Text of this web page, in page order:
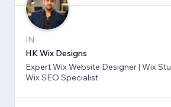
IN
HK Wix Designs
Expert Wix Website Designer | Wix
Wix SEO Specialist